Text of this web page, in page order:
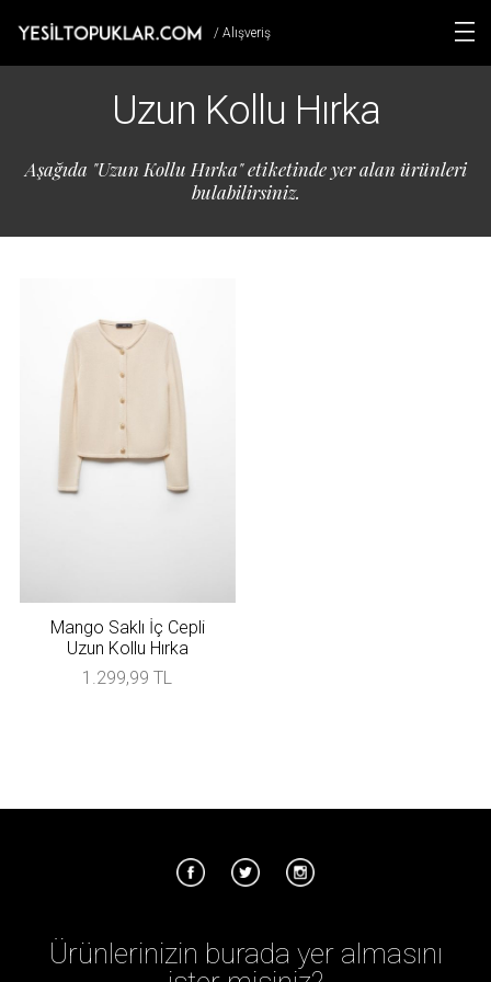
/ Alışveriş
Uzun Kollu Hırka
Aşağıda "Uzun Kollu Hırka" etiketinde yer alan ürünleri
bulabilirsiniz.
Mango Saklı İç Cepli
Uzun Kollu Hırka
1.299,99 TL
Ürünlerinizin burada yer almasını